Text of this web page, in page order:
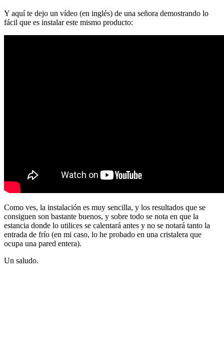
Y aquí te dejo un vídeo (en inglés) de una señora demostrando lo
fácil que es instalar este mismo producto:
Como ves, la instalación es muy sencilla, y los resultados que se
consiguen son bastante buenos, y sobre todo se nota en que la
estancia donde lo utilices se calentará antes y no se notará tanto la
entrada de frío (en mi caso, lo he probado en una cristalera que
ocupa una pared entera).
Un saludo.